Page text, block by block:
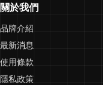
關於我們
品牌介紹
最新消息
使用條款
隱私政策